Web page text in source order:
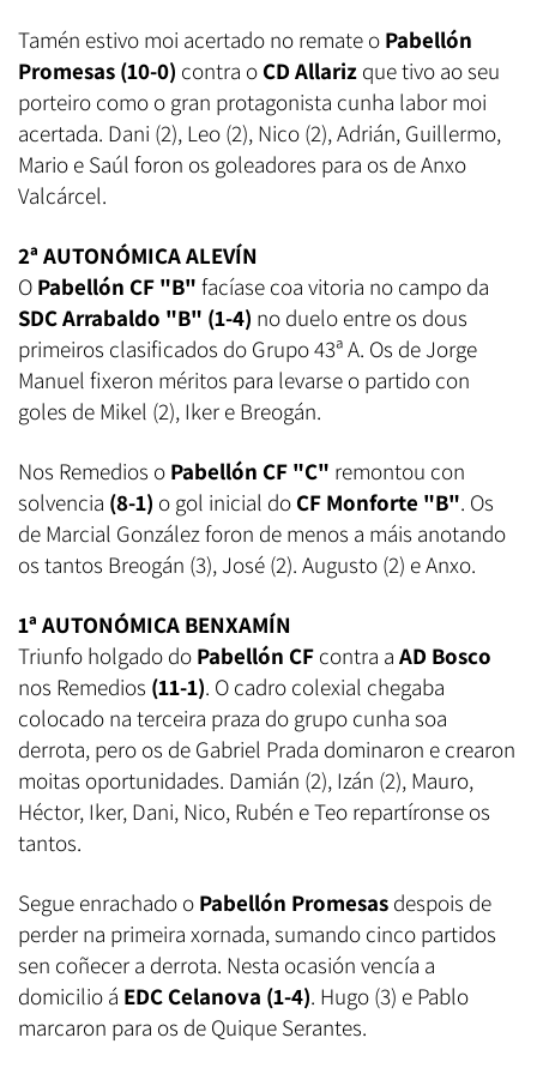
Tamén estivo moi acertado no remate o Pabellón
Promesas (10-0) contra o CD Allariz que tivo ao seu
porteiro como o gran protagonista cunha labor moi
acertada. Dani (2), Leo (2), Nico (2), Adrián, Guillermo,
Mario e Saúl foron os goleadores para os de Anxo
Valcárcel.
2ª AUTONÓMICA ALEVÍN
O Pabellón CF "B" facíase coa vitoria no campo da
SDC Arrabaldo "B" (1-4) no duelo entre os dous
primeiros clasificados do Grupo 43ª A. Os de Jorge
Manuel fixeron méritos para levarse o partido con
goles de Mikel (2), Iker e Breogán.
Nos Remedios o Pabellón CF "C" remontou con
solvencia (8-1) o gol inicial do CF Monforte "B". Os
de Marcial González foron de menos a máis anotando
os tantos Breogán (3), José (2). Augusto (2) e Anxo.
1ª AUTONÓMICA BENXAMÍN
Triunfo holgado do Pabellón CF contra a AD Bosco
nos Remedios (11-1). O cadro colexial chegaba
colocado na terceira praza do grupo cunha soa
derrota, pero os de Gabriel Prada dominaron e crearon
moitas oportunidades. Damián (2), Izán (2), Mauro,
Héctor, Iker, Dani, Nico, Rubén e Teo repartíronse os
tantos.
Segue enrachado o Pabellón Promesas despois de
perder na primeira xornada, sumando cinco partidos
sen coñecer a derrota. Nesta ocasión vencía a
domicilio á EDC Celanova (1-4). Hugo (3) e Pablo
marcaron para os de Quique Serantes.